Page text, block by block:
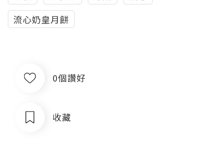
流心奶皇月餅
0個讚好
收藏